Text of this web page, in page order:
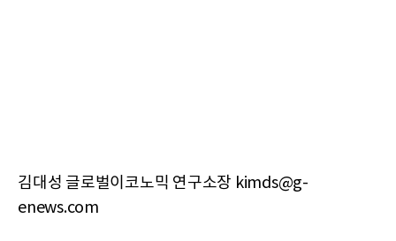
김대성 글로벌이코노믹 연구소장 kimds@g-
enews.com